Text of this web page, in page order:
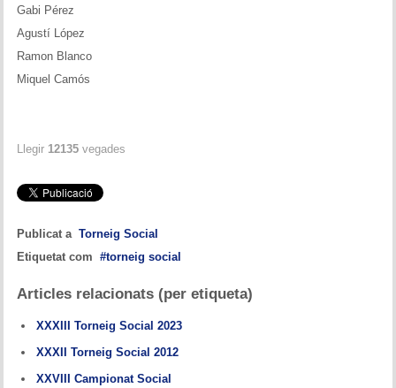
Gabi Pérez
Agustí López
Ramon Blanco
Miquel Camós
Llegir 12135 vegades
Publicat a Torneig Social
Etiquetat com
torneig social
Articles relacionats (per etiqueta)
XXXIII Torneig Social 2023
XXXII Torneig Social 2012
XXVIII Campionat Social